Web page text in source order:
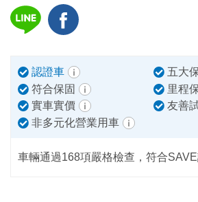
認證車
五大
符合保固
里程
實車實價
友善
非多元化營業用車
車輛通過168項嚴格檢查，符合